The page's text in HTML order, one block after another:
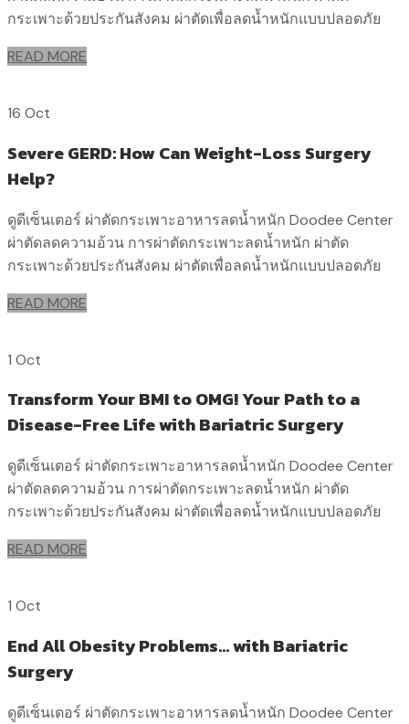
กระเพาะด้วยประกันสังคม ผ่าตัดเพื่อลดน้ำหนักแบบปลอดภัย
READ MORE
16 Oct
Severe GERD: How Can Weight-Loss Surgery
Help?
ดูดีเซ็นเตอร์ ผ่าตัดกระเพาะอาหารลดน้ำหนัก Doodee Center
ผ่าตัดลดความอ้วน การผ่าตัดกระเพาะลดน้ำหนัก ผ่าตัด
กระเพาะด้วยประกันสังคม ผ่าตัดเพื่อลดน้ำหนักแบบปลอดภัย
READ MORE
1 Oct
Transform Your BMI to OMG! Your Path to a
Disease-Free Life with Bariatric Surgery
ดูดีเซ็นเตอร์ ผ่าตัดกระเพาะอาหารลดน้ำหนัก Doodee Center
ผ่าตัดลดความอ้วน การผ่าตัดกระเพาะลดน้ำหนัก ผ่าตัด
กระเพาะด้วยประกันสังคม ผ่าตัดเพื่อลดน้ำหนักแบบปลอดภัย
READ MORE
1 Oct
End All Obesity Problems… with Bariatric
Surgery
ดูดีเซ็นเตอร์ ผ่าตัดกระเพาะอาหารลดน้ำหนัก Doodee Center